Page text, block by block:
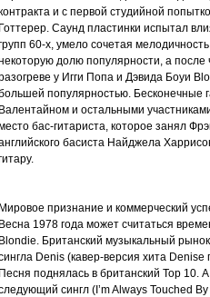
и с первой студийной
Готтерер. Саунд пластинки испытал
60-х, умело сочетая
долю популярности, а
у Игги Попа и Дэвида Боуи
популярностью. Бесконечные
Валентайном и остальными
бас-гитариста, которое занял
басиста Найджела
Мировое признание и коммерческий
Весна 1978 года может считаться
Blondie. Британский музыкальный
Denis (кавер-версия хита
Песня поднялась в британский Тор 10.
сингл (I’m Always Touched